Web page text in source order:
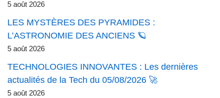
5 août 2026
LES MYSTÈRES DES PYRAMIDES :
L’ASTRONOMIE DES ANCIENS 🪐
5 août 2026
TECHNOLOGIES INNOVANTES : Les dernières
actualités de la Tech du 05/08/2026 🚀
5 août 2026